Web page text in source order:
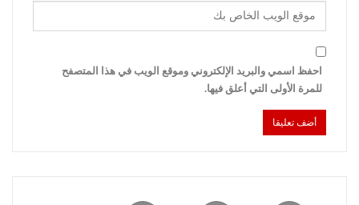
احفظ اسمي والبريد الإلكتروني وموقع الويب في هذا المتصفح
للمرة الأولى التي أعلق فيها.